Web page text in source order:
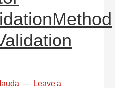
Leave a